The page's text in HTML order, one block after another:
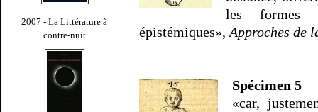
2007 - La Littérature à
contre-nuit
les formes
épistémiques», Approches de
Spécimen 5
«car,